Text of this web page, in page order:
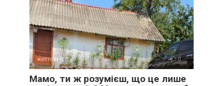
життєві історії 0
Мамо, ти ж розумієш, що це лише